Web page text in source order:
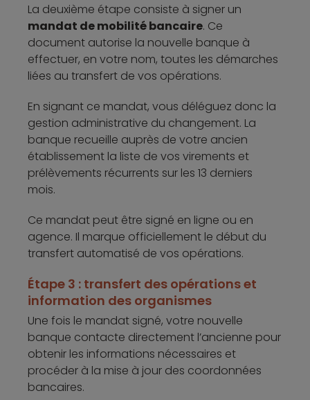
La deuxième étape consiste à signer un
mandat de mobilité bancaire. Ce
document autorise la nouvelle banque à
effectuer, en votre nom, toutes les démarches
liées au transfert de vos opérations.
En signant ce mandat, vous déléguez donc la
gestion administrative du changement. La
banque recueille auprès de votre ancien
établissement la liste de vos virements et
prélèvements récurrents sur les 13 derniers
mois.
Ce mandat peut être signé en ligne ou en
agence. Il marque officiellement le début du
transfert automatisé de vos opérations.
Étape 3 : transfert des opérations et
information des organismes
Une fois le mandat signé, votre nouvelle
banque contacte directement l’ancienne pour
obtenir les informations nécessaires et
procéder à la mise à jour des coordonnées
bancaires.